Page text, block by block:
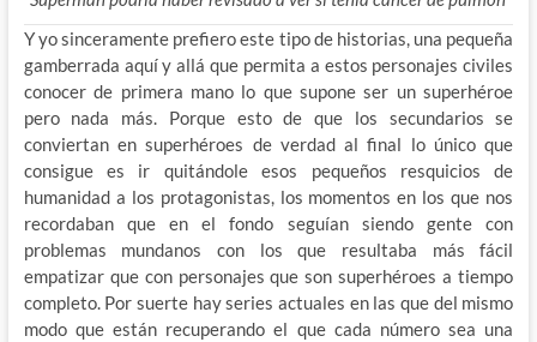
Y yo sinceramente prefiero este tipo de historias, una pequeña
gamberrada aquí y allá que permita a estos personajes civiles
conocer de primera mano lo que supone ser un superhéroe
pero nada más. Porque esto de que los secundarios se
conviertan en superhéroes de verdad al final lo único que
consigue es ir quitándole esos pequeños resquicios de
humanidad a los protagonistas, los momentos en los que nos
recordaban que en el fondo seguían siendo gente con
problemas mundanos con los que resultaba más fácil
empatizar que con personajes que son superhéroes a tiempo
completo. Por suerte hay series actuales en las que del mismo
modo que están recuperando el que cada número sea una